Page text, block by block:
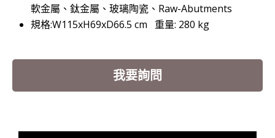
軟金屬、鈦金屬、玻璃陶瓷、Raw-Abutments
規格:W115xH69xD66.5 cm 重量: 280 kg
我要詢問